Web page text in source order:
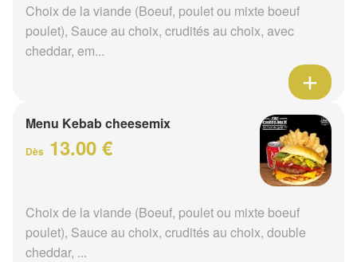
Choix de la viande (Boeuf, poulet ou mixte boeuf
poulet), Sauce au choix, crudités au choix, avec
cheddar, em...
Menu Kebab cheesemix
Dès 13.00 €
Choix de la viande (Boeuf, poulet ou mixte boeuf
poulet), Sauce au choix, crudités au choix, double
cheddar, ...